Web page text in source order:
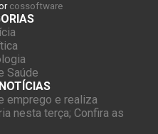
cossoftware
Saúde
emprego e realiza
nesta terça; Confira as